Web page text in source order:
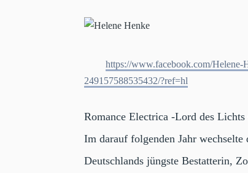
https://www.facebook.com/Helene-
249157588535432/?ref=hl
Romance Electrica -Lord des
Im darauf folgenden Jahr
Deutschlands jüngste Bestatterin,